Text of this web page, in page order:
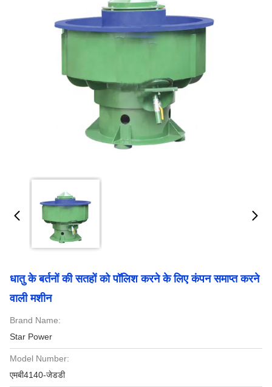
धातु के बर्तनों की सतहों को पॉलिश करने के लिए कंपन समाप्त करने
वाली मशीन
Brand Name:
Star Power
Model Number:
एमबी4140-जेडडी